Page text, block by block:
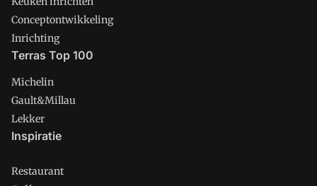
Conceptontwikkeling
Inrichting
Terras Top 100
Michelin
Gault&Millau
Lekker
Inspiratie
Restaurant